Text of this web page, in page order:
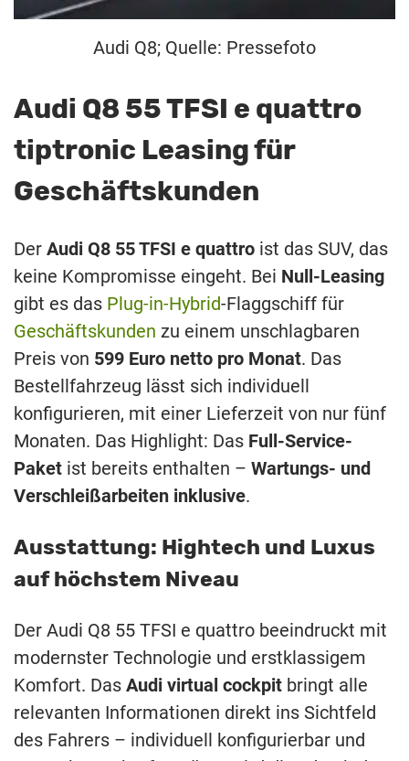
Audi Q8; Quelle: Pressefoto
Audi Q8 55 TFSI e quattro
tiptronic Leasing für
Geschäftskunden
Der Audi Q8 55 TFSI e quattro ist das SUV, das
keine Kompromisse eingeht. Bei Null-Leasing
gibt es das Plug-in-Hybrid-Flaggschiff für
Geschäftskunden zu einem unschlagbaren
Preis von 599 Euro netto pro Monat. Das
Bestellfahrzeug lässt sich individuell
konfigurieren, mit einer Lieferzeit von nur fünf
Monaten. Das Highlight: Das Full-Service-
Paket ist bereits enthalten – Wartungs- und
Verschleißarbeiten inklusive.
Ausstattung: Hightech und Luxus
auf höchstem Niveau
Der Audi Q8 55 TFSI e quattro beeindruckt mit
modernster Technologie und erstklassigem
Komfort. Das Audi virtual cockpit bringt alle
relevanten Informationen direkt ins Sichtfeld
des Fahrers – individuell konfigurierbar und